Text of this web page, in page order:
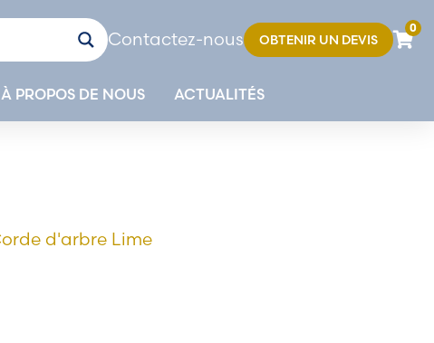
Contactez-nous OBTENIR UN DEVIS
0
À PROPOS DE NOUS ACTUALITÉS